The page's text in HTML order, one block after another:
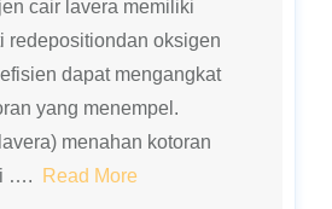
cair lavera memiliki
redepositiondan oksigen
dapat mengangkat
yang menempel.
menahan kotoran
….
Read More